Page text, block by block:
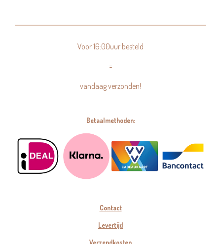
Voor 16:00uur besteld
=
vandaag verzonden!
Betaalmethoden:
Contact
Levertijd
Verzendkosten